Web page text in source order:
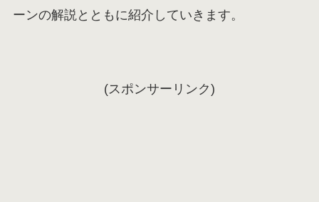
ーンの解説とともに紹介していきます。
(スポンサーリンク)